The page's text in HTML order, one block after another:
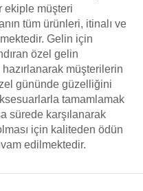
ekiple müşteri
tüm ürünleri, itinalı ve
Gelin için
özel gelin
hazırlanarak müşterilerin
gününde güzelliğini
tamamlamak
sürede karşılanarak
için kaliteden ödün
edilmektedir.